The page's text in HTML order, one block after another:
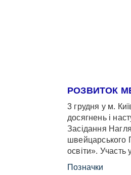
РОЗВИТОК
3 грудня у м.
досягнень і
Засідання
швейцарського
освіти». Участь
Позначки